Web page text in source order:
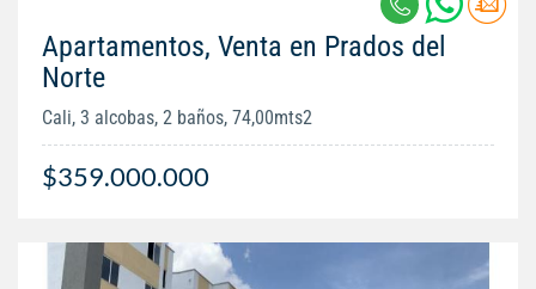
Apartamentos, Venta en Prados del
Norte
Cali, 3 alcobas, 2 baños, 74,00mts2
$359.000.000